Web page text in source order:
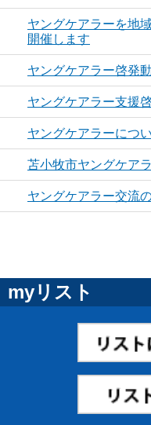
ヤングケアラーを地
開催します
ヤングケアラー啓発
ヤングケアラー支援
ヤングケアラーにつ
苫小牧市ヤングケア
ヤングケアラー交流
myリスト